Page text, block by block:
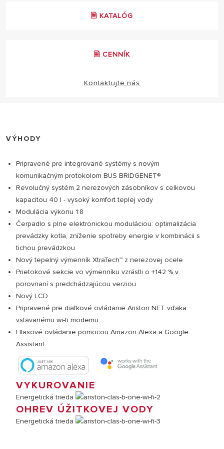
🗎 KATALÓG
🗎 CENNÍK
Kontaktujte nás
VÝHODY
Pripravené pre integrované systémy s novým
komunikačným protokolom BUS BRIDGENET®
Revolučný systém 2 nerezových zásobníkov s celkovou
kapacitou 40 l - vysoký komfort teplej vody
Modulácia výkonu 1:8
Čerpadlo s plne elektronickou moduláciou: optimalizácia
prevádzky kotla, zníženie spotreby energie v kombinácii s
tichou prevádzkou
Nový tepelný výmenník XtraTech™ z nerezovej ocele
Prietokové sekcie vo výmenníku vzrástli o +142 % v
porovnaní s predchádzajúcou verziou
Nový LCD
Pripravené pre diaľkové ovládanie Ariston NET vďaka
vstavanému wi-fi modemu
Hlasové ovládanie pomocou Amazon Alexa a Google
Assistant.
VYKUROVANIE
Energetická trieda
OHREV ÚŽITKOVEJ VODY
Energetická trieda